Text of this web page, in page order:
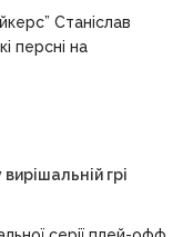
Станіслав
персні на
грі